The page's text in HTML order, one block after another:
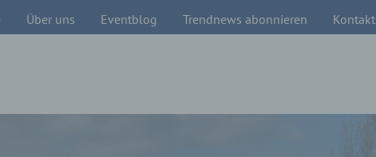
Über uns Eventblog Trendnews abonnieren Kontakt